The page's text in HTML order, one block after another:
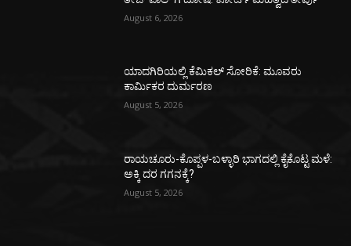
August 6, 2026
ಯಾದಗಿರಿಯಲ್ಲಿ ಕೆಮಿಕಲ್ ಸೋರಿಕೆ: ಮೂವರು
ಕಾರ್ಮಿಕರ ದುರ್ಮರಣ
August 5, 2026
ರಾಯಚೂರು-ಕೊಪ್ಪಳ-ಬಳ್ಳಾರಿ ಭಾಗದಲ್ಲಿ ಕೈಕೊಟ್ಟ ಮಳೆ:
ಅಕ್ಕಿ ದರ ಗಗನಕ್ಕೆ?
August 5, 2026